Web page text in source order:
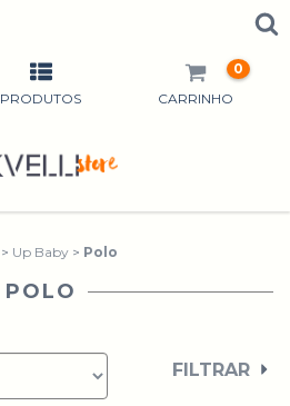
PRODUTOS CARRINHO
0
> Up Baby > Polo
POLO
FILTRAR